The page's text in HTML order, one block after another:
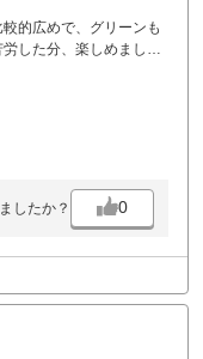
的広めで、グリーンも
した分、楽しめまし
肉をリーズナブルにい
したか？ 0